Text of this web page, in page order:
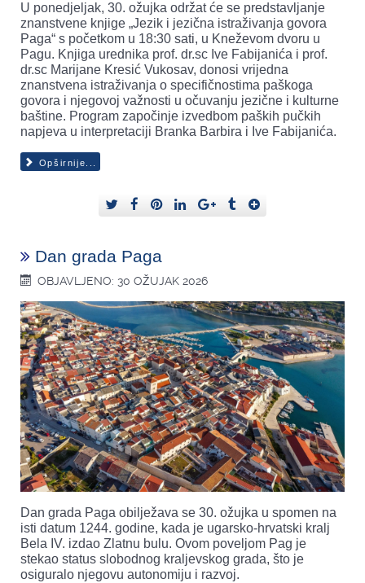
U ponedjeljak, 30. ožujka održat će se predstavljanje
znanstvene knjige „Jezik i jezična istraživanja govora
Paga“ s početkom u 18:30 sati, u Kneževom dvoru u
Pagu. Knjiga urednika prof. dr.sc Ive Fabijanića i prof.
dr.sc Marijane Kresić Vukosav, donosi vrijedna
znanstvena istraživanja o specifičnostima paškoga
govora i njegovoj važnosti u očuvanju jezične i kulturne
baštine. Program započinje izvedbom paških pučkih
napjeva u interpretaciji Branka Barbira i Ive Fabijanića.
Opširnije...
Dan grada Paga
OBJAVLJENO: 30 OŽUJAK 2026
Dan grada Paga obilježava se 30. ožujka u spomen na
isti datum 1244. godine, kada je ugarsko-hrvatski kralj
Bela IV. izdao Zlatnu bulu. Ovom poveljom Pag je
stekao status slobodnog kraljevskog grada, što je
osiguralo njegovu autonomiju i razvoj.